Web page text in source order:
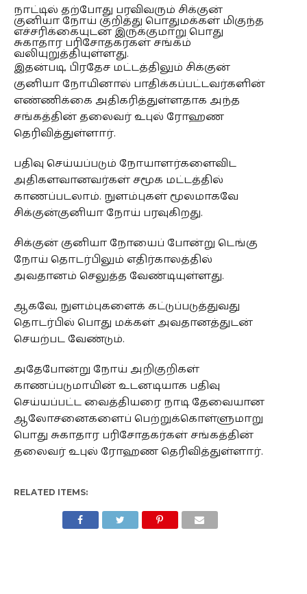
நாட்டில் தற்போது பரவிவரும் சிக்குன்
குனியா நோய் குறித்து பொதுமக்கள் மிகுந்த
எச்சரிக்கையுடன் இருக்குமாறு பொது
சுகாதார பரிசோதகர்கள் சங்கம்
வலியுறுத்தியுள்ளது.
இதன்படி, பிரதேச மட்டத்திலும் சிக்குன்
குனியா நோயினால் பாதிக்கப்பட்டவர்களின்
எண்ணிக்கை அதிகரித்துள்ளதாக அந்த
சங்கத்தின் தலைவர் உபுல் ரோஹண
தெரிவித்துள்ளார்.
பதிவு செய்யப்படும் நோயாளர்களைவிட
அதிகளவானவர்கள் சமூக மட்டத்தில்
காணப்படலாம். நுளம்புகள் மூலமாகவே
சிக்குன்குனியா நோய் பரவுகிறது.
சிக்குன் குனியா நோயைப் போன்று டெங்கு
நோய் தொடர்பிலும் எதிர்காலத்தில்
அவதானம் செலுத்த வேண்டியுள்ளது.
ஆகவே, நுளம்புகளைக் கட்டுப்படுத்துவது
தொடர்பில் பொது மக்கள் அவதானத்துடன்
செயற்பட வேண்டும்.
அதேபோன்று நோய் அறிகுறிகள்
காணப்படுமாயின் உடனடியாக பதிவு
செய்யப்பட்ட வைத்தியரை நாடி தேவையான
ஆலோசனைகளைப் பெற்றுக்கொள்ளுமாறு
பொது சுகாதார பரிசோதகர்கள் சங்கத்தின்
தலைவர் உபுல் ரோஹண தெரிவித்துள்ளார்.
RELATED ITEMS: